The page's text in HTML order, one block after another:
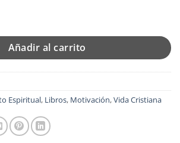
- Tapa Blanda - Brett McCracken
Añadir al carrito
Espiritual, Libros, Motivación,Vida Cristiana